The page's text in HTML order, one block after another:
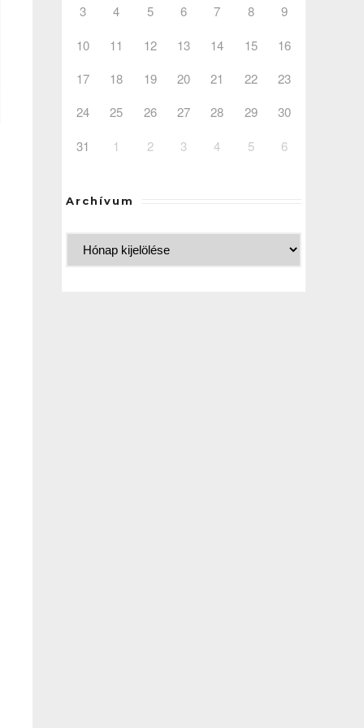
3
4 5 6 7 8
9
10
11 12 13 14 15
16
17
18 19 20 21 22
23
24
25 26 27 28 29
30
31
1 2 3 4 5 6
Archívum